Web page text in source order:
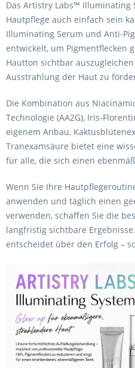
Das Artistry Labs™ Illuminating
Hautpflege auch einfach sein
Illuminating Serum und Anti-
entwickelt, um Pigmentflecken
Hautton sichtbar
Ausstrahlung der Haut zu
Die Kombination aus
Technologie (AA2G), Iris-
eigenem Anbau,
Tranexamsäure bietet eine
für alle, die sich einen
Wenn Sie Ihre
anwenden und täglich einen
verwenden, schaffen Sie die
langfristig sichtbare
entscheidet über den Erfolg –